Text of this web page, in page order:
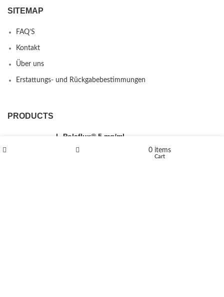
SITEMAP
FAQ’S
Kontakt
Über uns
Erstattungs- und Rückgabebestimmungen
PRODUCTS
L-Polaflux® 5 mg/ml
0 items
Cart